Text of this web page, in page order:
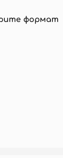
формат